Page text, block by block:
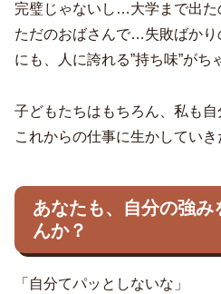
完璧じゃないし…大学まで出た
ただのおばさんで…失敗ばか
にも、人に誇れる”持ち味”がち
子どもたちはもちろん、私も自
これからの仕事に生かしていき
あなたも、自分の強み
んか？
「自分てパッとしないな」